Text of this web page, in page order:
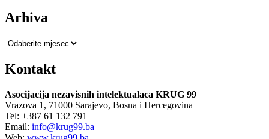
Arhiva
Arhiva
Kontakt
Asocijacija nezavisnih intelektualaca KRUG 99
Vrazova 1, 71000 Sarajevo, Bosna i Hercegovina
Tel: +387 61 132 791
Email: info@krug99.ba